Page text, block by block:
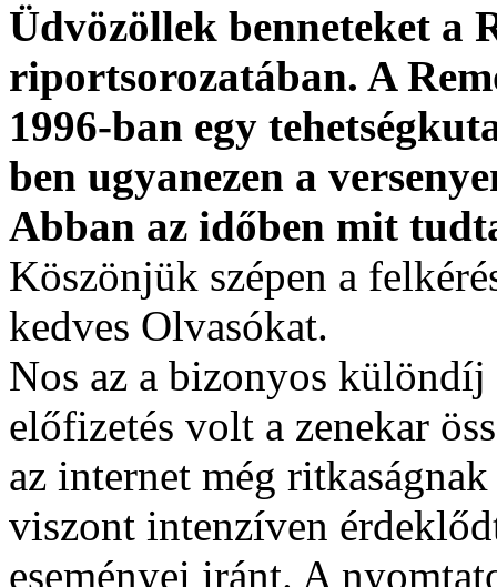
Üdvözöllek benneteket a
riportsorozatában. A
1996-ban egy
ben ugyanezen a
Abban az időben mit
Köszönjük szépen a
kedves Olvasókat.
Nos az a bizonyos
előfizetés volt a zenekar
az internet még
viszont intenzíven
eseményei iránt. A